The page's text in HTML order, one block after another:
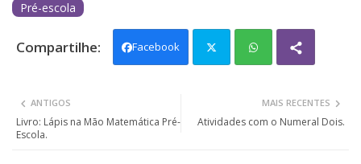
Pré-escola
Facebook
ter
MAIS RECENTES
Atividades com o Numeral Dois.
ANTIGOS
Livro: Lápis na Mão Matemática Pré-
Escola.